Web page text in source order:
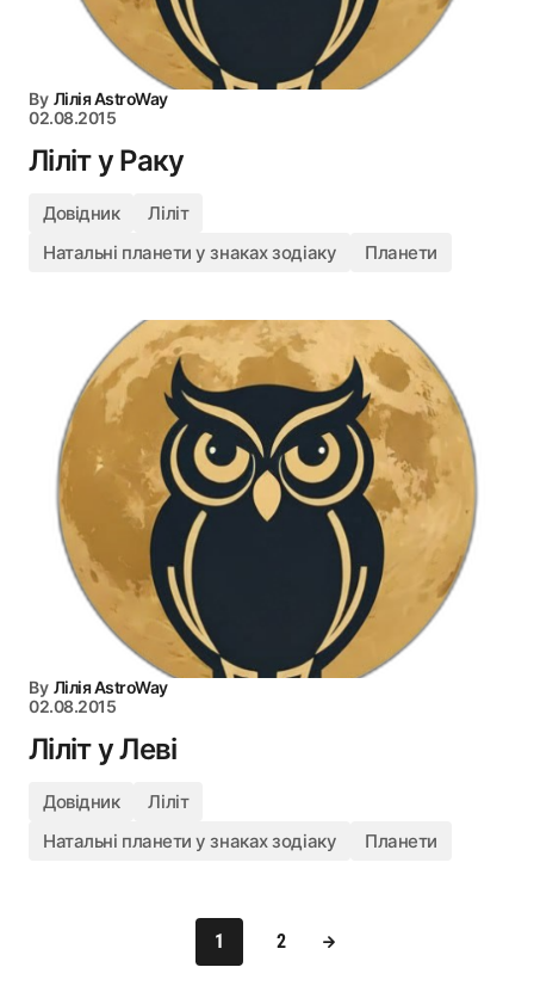
By Лілія AstroWay
02.08.2015
Ліліт у Раку
Довідник
Ліліт
Натальні планети у знаках зодіаку
Планети
By Лілія AstroWay
02.08.2015
Ліліт у Леві
Довідник
Ліліт
Натальні планети у знаках зодіаку
Планети
1 2